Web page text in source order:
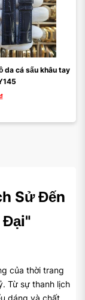
da cá sấu khâu tay
Sử Đến
Đại"
của thời trang
Từ sự thanh lịch
dáng và chất